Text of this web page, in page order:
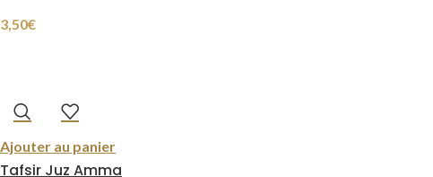
3,50€
Ajouter au panier
Tafsir Juz Amma